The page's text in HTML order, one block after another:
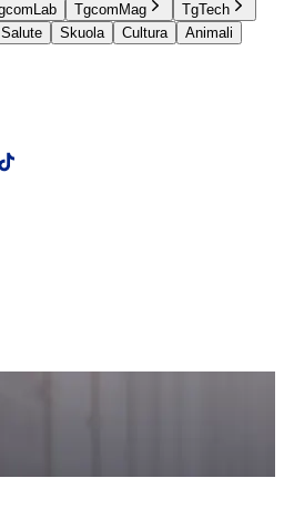
TgcomMag
TgTech
Salute Skuola Cultura
Animali